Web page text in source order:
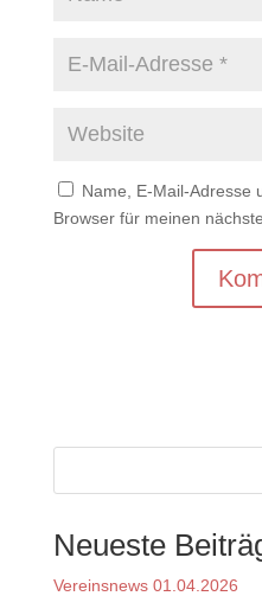
Name, E-Mail-Adresse
Browser für meinen
Neueste
Vereinsnews 01.04.2026